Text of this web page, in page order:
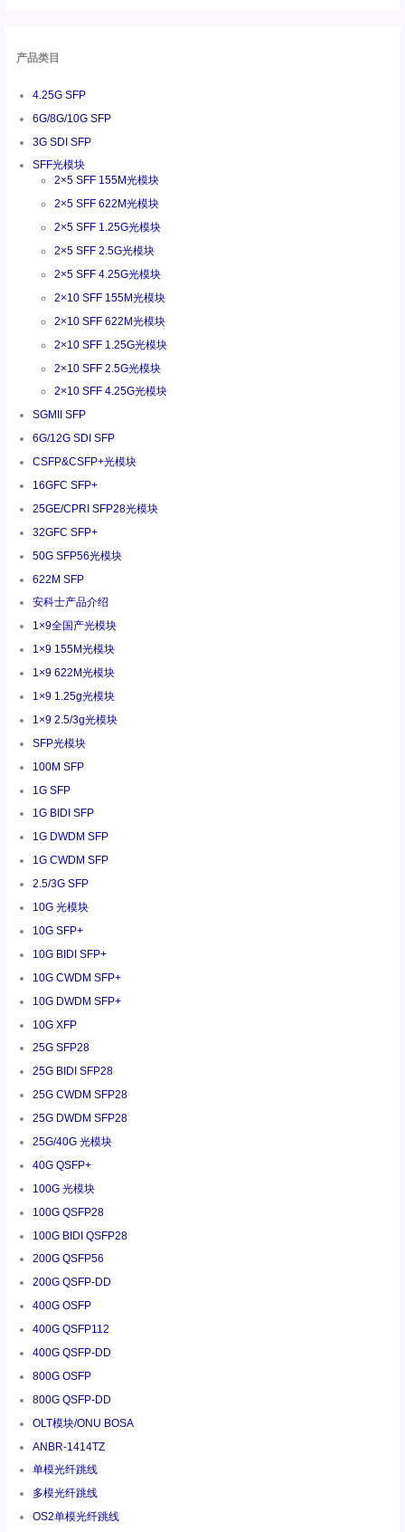
产品类目
4.25G SFP
6G/8G/10G SFP
3G SDI SFP
SFF光模块
2×5 SFF 155M光模块
2×5 SFF 622M光模块
2×5 SFF 1.25G光模块
2×5 SFF 2.5G光模块
2×5 SFF 4.25G光模块
2×10 SFF 155M光模块
2×10 SFF 622M光模块
2×10 SFF 1.25G光模块
2×10 SFF 2.5G光模块
2×10 SFF 4.25G光模块
SGMII SFP
6G/12G SDI SFP
CSFP&CSFP+光模块
16GFC SFP+
25GE/CPRI SFP28光模块
32GFC SFP+
50G SFP56光模块
622M SFP
安科士产品介绍
1×9全国产光模块
1×9 155M光模块
1×9 622M光模块
1×9 1.25g光模块
1×9 2.5/3g光模块
SFP光模块
100M SFP
1G SFP
1G BIDI SFP
1G DWDM SFP
1G CWDM SFP
2.5/3G SFP
10G 光模块
10G SFP+
10G BIDI SFP+
10G CWDM SFP+
10G DWDM SFP+
10G XFP
25G SFP28
25G BIDI SFP28
25G CWDM SFP28
25G DWDM SFP28
25G/40G 光模块
40G QSFP+
100G 光模块
100G QSFP28
100G BIDI QSFP28
200G QSFP56
200G QSFP-DD
400G OSFP
400G QSFP112
400G QSFP-DD
800G OSFP
800G QSFP-DD
OLT模块/ONU BOSA
ANBR-1414TZ
单模光纤跳线
多模光纤跳线
OS2单模光纤跳线